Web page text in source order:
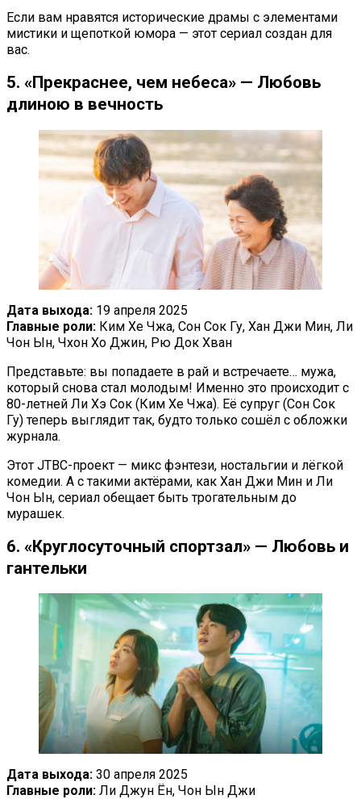
Если вам нравятся исторические драмы с элементами
мистики и щепоткой юмора — этот сериал создан для
вас.
5. «Прекраснее, чем небеса» — Любовь
длиною в вечность
Дата выхода: 19 апреля 2025
Главные роли: Ким Хе Чжа, Сон Сок Гу, Хан Джи Мин, Ли
Чон Ын, Чхон Хо Джин, Рю Док Хван
Представьте: вы попадаете в рай и встречаете… мужа,
который снова стал молодым! Именно это происходит с
80-летней Ли Хэ Сок (Ким Хе Чжа). Её супруг (Сон Сок
Гу) теперь выглядит так, будто только сошёл с обложки
журнала.
Этот JTBC-проект — микс фэнтези, ностальгии и лёгкой
комедии. А с такими актёрами, как Хан Джи Мин и Ли
Чон Ын, сериал обещает быть трогательным до
мурашек.
6. «Круглосуточный спортзал» — Любовь и
гантельки
Дата выхода: 30 апреля 2025
Главные роли: Ли Джун Ён, Чон Ын Джи